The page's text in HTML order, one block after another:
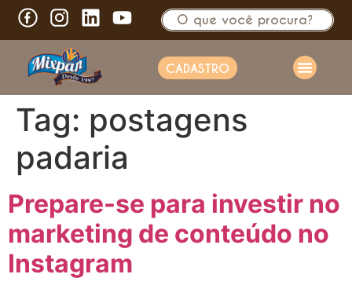
CADASTRO
Tag: postagens
padaria
Prepare-se para investir no
marketing de conteúdo no
Instagram